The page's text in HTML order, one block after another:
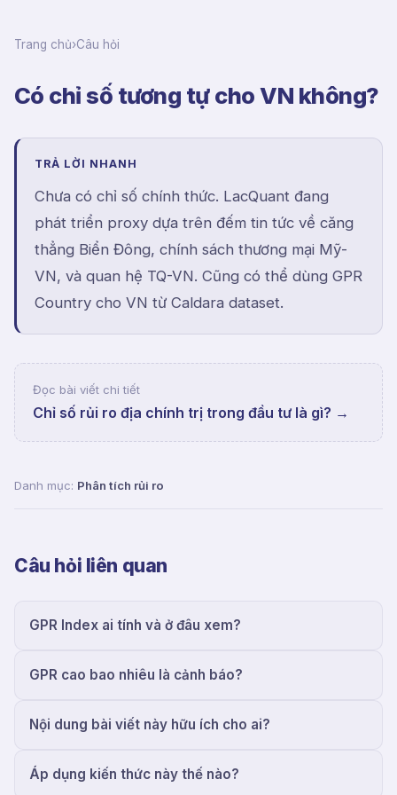
Trang chủ›Câu hỏi
Có chỉ số tương tự cho VN không?
TRẢ LỜI NHANH
Chưa có chỉ số chính thức. LacQuant đang
phát triển proxy dựa trên đếm tin tức về căng
thẳng Biển Đông, chính sách thương mại Mỹ-
VN, và quan hệ TQ-VN. Cũng có thể dùng GPR
Country cho VN từ Caldara dataset.
Đọc bài viết chi tiết
Chỉ số rủi ro địa chính trị trong đầu tư là gì? →
Danh mục: Phân tích rủi ro
Câu hỏi liên quan
GPR Index ai tính và ở đâu xem?
GPR cao bao nhiêu là cảnh báo?
Nội dung bài viết này hữu ích cho ai?
Áp dụng kiến thức này thế nào?